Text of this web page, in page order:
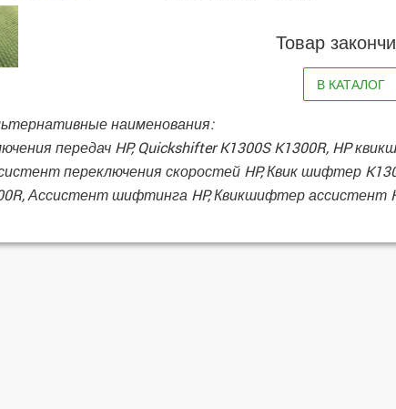
Товар
В КАТАЛОГ
наименования:
передач HP, Quickshifter K1300S K1300R, HP
переключения скоростей HP, Квик шифтер
Ассистент шифтинга HP, Квикшифтер ассистент